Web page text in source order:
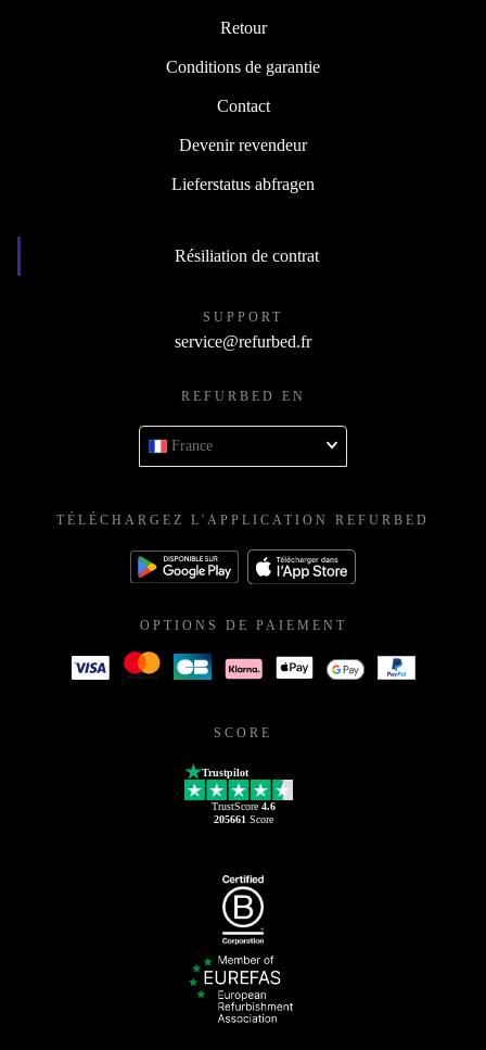
Retour
Conditions de garantie
Contact
Devenir revendeur
Lieferstatus abfragen
Résiliation de contrat
SUPPORT
service@refurbed.fr
REFURBED EN
France
TÉLÉCHARGEZ L'APPLICATION REFURBED
OPTIONS DE PAIEMENT
SCORE
Trustpilot
TrustScore 4.6
205661 Score